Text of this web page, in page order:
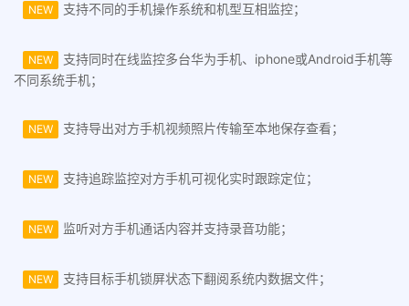
NEW 支持不同的手机操作系统和机型互相监控；
NEW
支持同时在线监控多台华为手机、iphone或Android手机等
不同系统手机；
NEW 支持导出对方手机视频照片传输至本地保存查看；
NEW 支持追踪监控对方手机可视化实时跟踪定位；
NEW 监听对方手机通话内容并支持录音功能；
NEW 支持目标手机锁屏状态下翻阅系统内数据文件；